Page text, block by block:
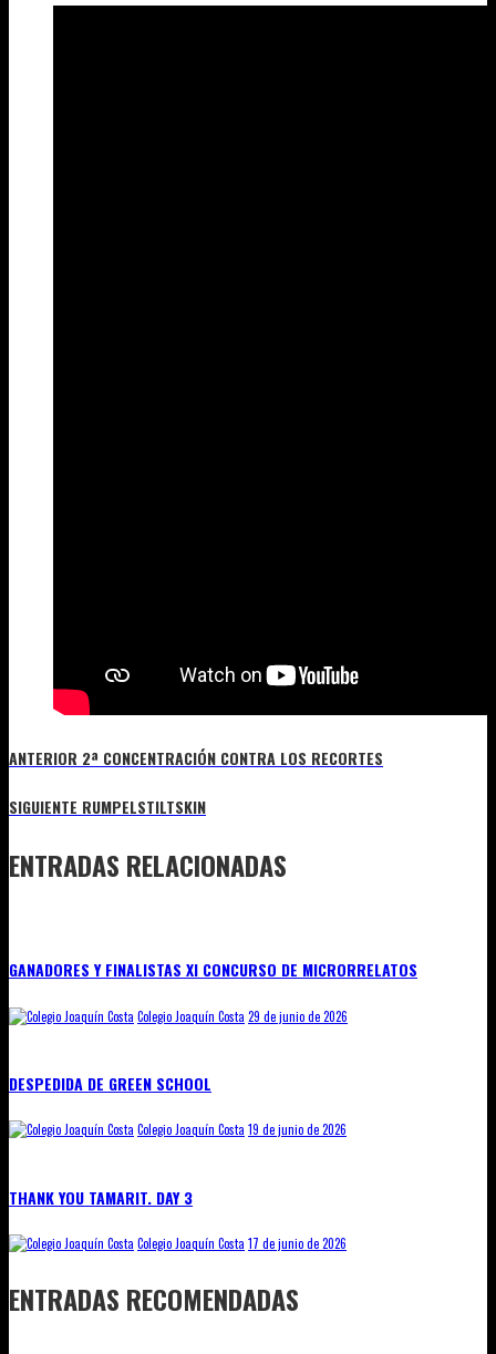
ANTERIOR 2ª CONCENTRACIÓN CONTRA LOS RECORTES
SIGUIENTE RUMPELSTILTSKIN
ENTRADAS RELACIONADAS
GANADORES Y FINALISTAS XI CONCURSO DE MICRORRELATOS
Colegio Joaquín Costa 29 de junio de 2026
DESPEDIDA DE GREEN SCHOOL
Colegio Joaquín Costa 19 de junio de 2026
THANK YOU TAMARIT. DAY 3
Colegio Joaquín Costa 17 de junio de 2026
ENTRADAS RECOMENDADAS